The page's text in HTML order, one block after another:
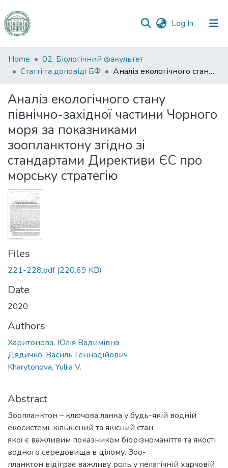
Log In (current)
Communities
&
All of DSpace
Statistics
Home
02. Біологічний факультет
Статті та доповіді БФ
Аналіз екологічного стану північно-західної частини Чорного моря за показниками зоопланктону згідно зі стандартами Директиви ЄС про морську стратегію
Аналіз екологічного стану
північно-західної частини Чорного
моря за показниками
зоопланктону згідно зі
стандартами Директиви ЄС про
морську стратегію
Files
221-228.pdf(220.69 KB)
Date
2020
Authors
Харитонова, Юлія Вадимівна
Дядичко, Василь Геннадійович
Kharytonova, Yuliia V.
Abstract
Зоопланктон – ключова ланка у будь-якій водній
екосистемі, кількісний та якісний стан
якої є важливим показником біорізноманіття та якості
водного середовища в цілому. Зоо-
планктон відіграє важливу роль у пелагічній харчовій